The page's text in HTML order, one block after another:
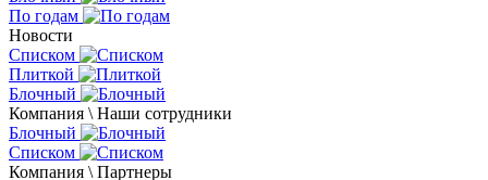
По годам
Новости
Списком
Плиткой
Блочный
Компания \ Наши сотрудники
Блочный
Списком
Компания \ Партнеры